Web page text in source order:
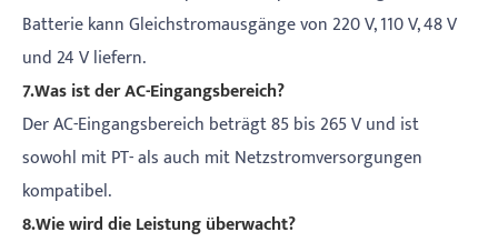
Batterie kann Gleichstromausgänge von 220 V, 110 V, 48 V
und 24 V liefern.
7.Was ist der AC-Eingangsbereich?
Der AC-Eingangsbereich beträgt 85 bis 265 V und ist
sowohl mit PT- als auch mit Netzstromversorgungen
kompatibel.
8.Wie wird die Leistung überwacht?